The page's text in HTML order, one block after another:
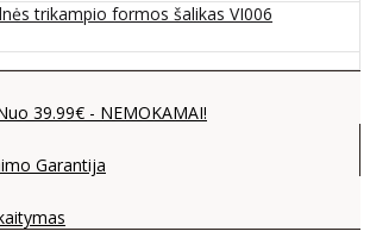
trikampio formos šalikas VI006
39.99€ - NEMOKAMAI!
Garantija